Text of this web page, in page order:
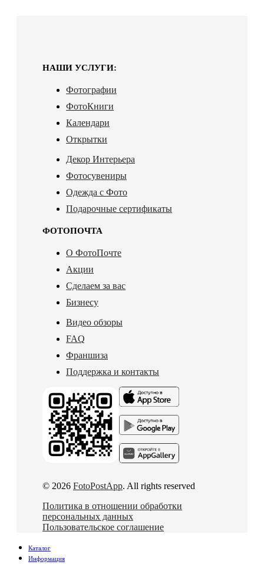
НАШИ УСЛУГИ:
Фотографии
ФотоКниги
Календари
Открытки
Декор Интерьера
Фотосувениры
Одежда с Фото
Подарочные сертификаты
ФОТОПОЧТА
О ФотоПочте
Акции
Сделаем за вас
Бизнесу
Видео обзоры
FAQ
Франшиза
Поддержка и контакты
© 2026 FotoPostApp. All rights reserved
Политика в отношении обработки
персональных данных
Пользовательское соглашение
Каталог
Информация